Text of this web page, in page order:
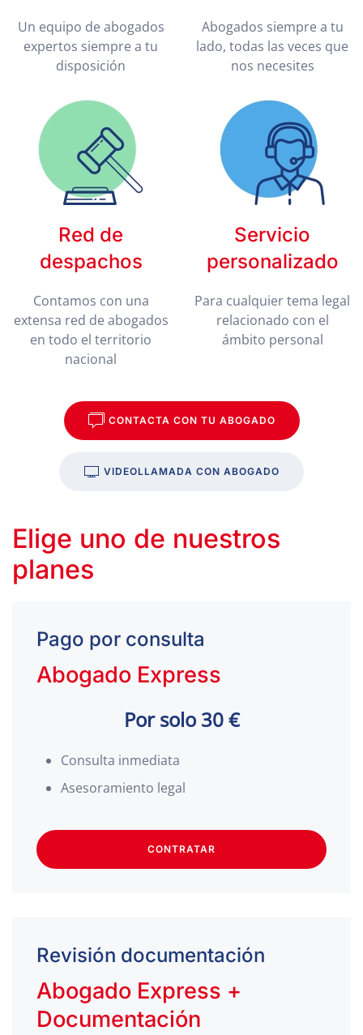
Un equipo de abogados
expertos siempre a tu
disposición
Abogados siempre a tu
lado, todas las veces que
nos necesites
Red de
despachos
Contamos con una
extensa red de abogados
en todo el territorio
nacional
Servicio
personalizado
Para cualquier tema legal
relacionado con el
ámbito personal
CONTACTA CON TU ABOGADO
VIDEOLLAMADA CON ABOGADO
Elige uno de nuestros
planes
Pago por consulta
Abogado Express
Por solo 30 €
Consulta inmediata
Asesoramiento legal
CONTRATAR
Revisión documentación
Abogado Express +
Documentación